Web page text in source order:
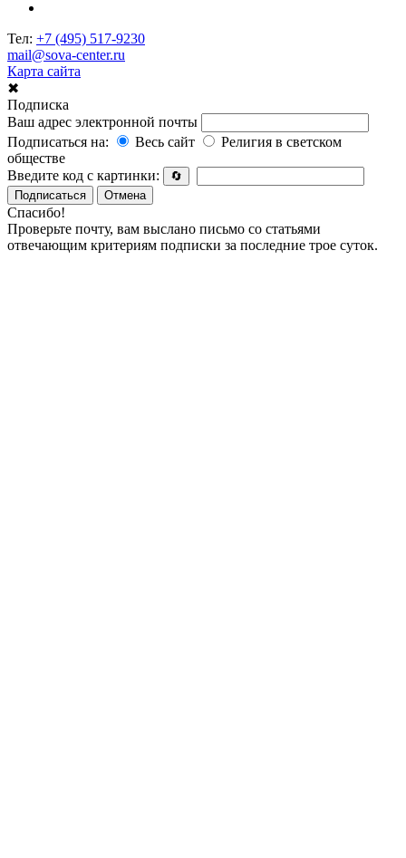
Тел: +7 (495) 517-9230
mail@sova-center.ru
Карта сайта
✖
Подписка
Ваш адрес электронной почты
Подписаться на:
Весь сайт
Религия в светском
обществе
Введите код с картинки:
🔄
Подписаться
Отмена
Спасибо!
Проверьте почту, вам выслано письмо со статьями
отвечающим критериям подписки за последние трое суток.